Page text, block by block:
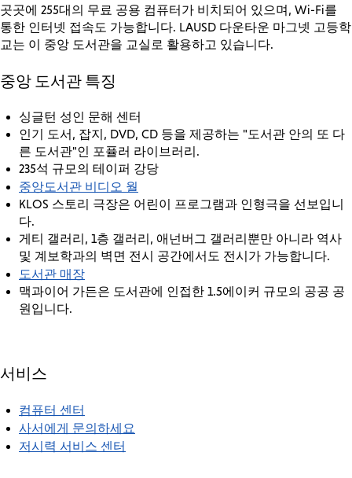
곳곳에 255대의 무료 공용 컴퓨터가 비치되어 있으며, Wi-Fi를
통한 인터넷 접속도 가능합니다. LAUSD 다운타운 마그넷 고등학
교는 이 중앙 도서관을 교실로 활용하고 있습니다.
중앙 도서관 특징
싱글턴 성인 문해 센터
인기 도서, 잡지, DVD, CD 등을 제공하는 "도서관 안의 또 다
른 도서관"인 포퓰러 라이브러리.
235석 규모의 테이퍼 강당
중앙도서관 비디오 월
KLOS 스토리 극장은 어린이 프로그램과 인형극을 선보입니
다.
게티 갤러리, 1층 갤러리, 애넌버그 갤러리뿐만 아니라 역사
및 계보학과의 벽면 전시 공간에서도 전시가 가능합니다.
도서관 매장
맥과이어 가든은 도서관에 인접한 1.5에이커 규모의 공공 공
원입니다.
서비스
컴퓨터 센터
사서에게 문의하세요
저시력 서비스 센터